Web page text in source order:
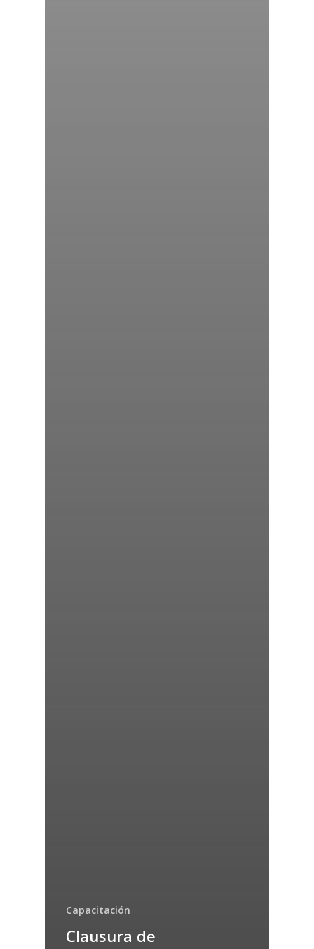
Capacitación
Clausura de